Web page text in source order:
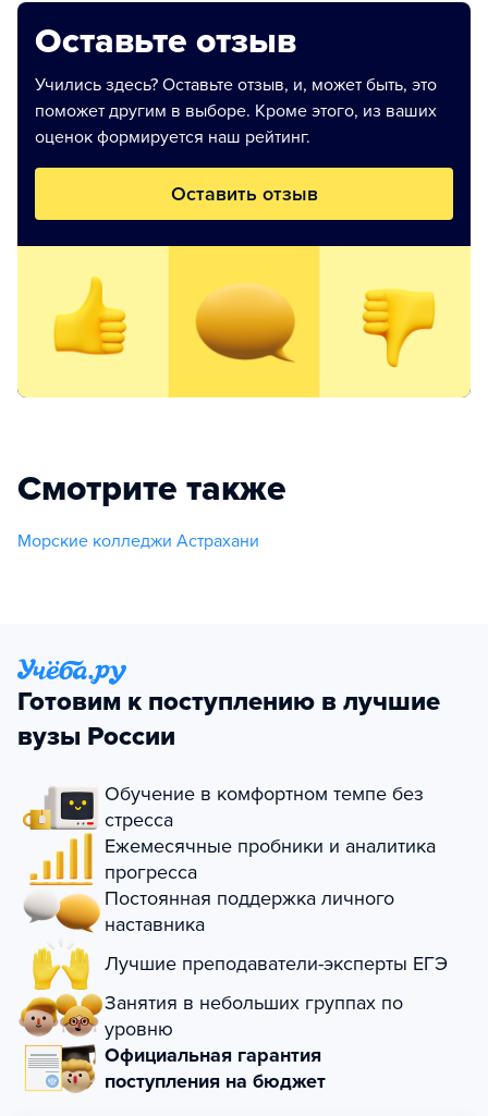
Оставьте отзыв
Учились здесь? Оставьте отзыв, и, может быть, это
поможет другим в выборе. Кроме этого, из ваших
оценок формируется наш рейтинг.
Оставить отзыв
Смотрите также
Морские колледжи Астрахани
Готовим к поступлению в лучшие
вузы России
Обучение в комфортном темпе без
стресса
Ежемесячные пробники и аналитика
прогресса
Постоянная поддержка личного
наставника
Лучшие преподаватели-эксперты ЕГЭ
Занятия в небольших группах по
уровню
Официальная гарантия
поступления на бюджет